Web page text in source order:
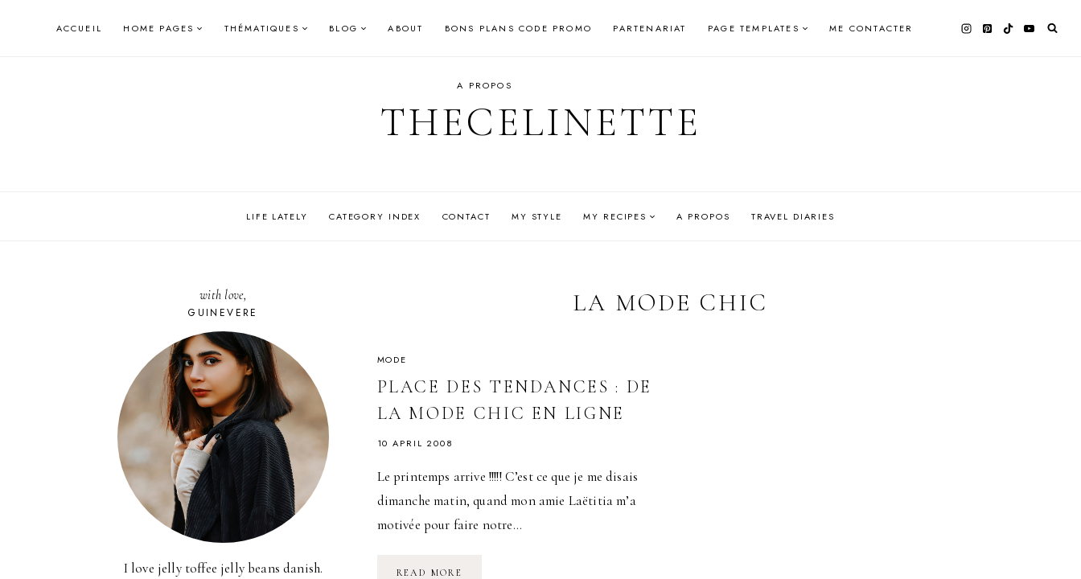
ACCUEIL HOME PAGES THÉMATIQUES BLOG ABOUT BONS PLANS CODE PROMO PARTENARIAT PAGE TEMPLATES ME CONTACTER
A PROPOS
THECELINETTE
LIFE LATELY CATEGORY INDEX CONTACT MY STYLE MY RECIPES A PROPOS TRAVEL DIARIES
LA MODE CHIC
MODE
PLACE DES TENDANCES : DE
LA MODE CHIC EN LIGNE
10 APRIL 2008
Le printemps arrive !!!!! C’est ce que je me disais
dimanche matin, quand mon amie Laëtitia m’a
motivée pour faire notre…
READ MORE
with love,
GUINEVERE
I love jelly toffee jelly beans danish.